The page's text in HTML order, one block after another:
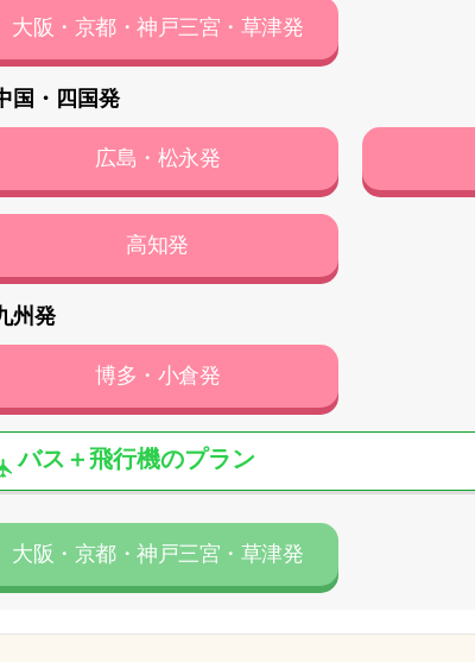
大阪・京都・神戸三宮・草津発
国・四国発
広島・松永発
高知発
州発
博多・小倉発
バス＋飛行機のプラン
大阪・京都・神戸三宮・草津発